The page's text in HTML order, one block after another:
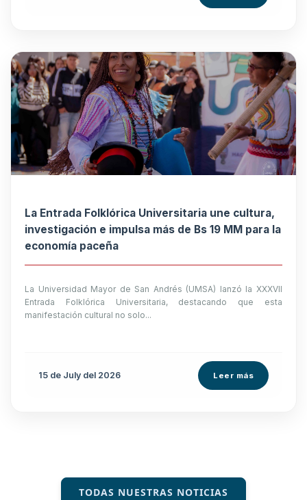
La Entrada Folklórica Universitaria une cultura,
investigación e impulsa más de Bs 19 MM para la
economía paceña
La Universidad Mayor de San Andrés (UMSA) lanzó la XXXVII
Entrada Folklórica Universitaria, destacando que esta
manifestación cultural no solo...
15 de July del 2026 Leer más
TODAS NUESTRAS NOTICIAS